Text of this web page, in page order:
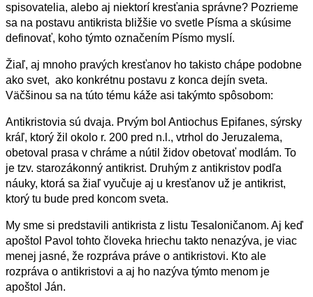
spisovatelia, alebo aj niektorí kresťania správne? Pozrieme
sa na postavu antikrista bližšie vo svetle Písma a skúsime
definovať, koho týmto označením Písmo myslí.
Žiaľ, aj mnoho pravých kresťanov ho takisto chápe podobne
ako svet, ako konkrétnu postavu z konca dejín sveta.
Väčšinou sa na túto tému káže asi takýmto spôsobom:
Antikristovia sú dvaja. Prvým bol Antiochus Epifanes, sýrsky
kráľ, ktorý žil okolo r. 200 pred n.l., vtrhol do Jeruzalema,
obetoval prasa v chráme a nútil židov obetovať modlám. To
je tzv. starozákonný antikrist. Druhým z antikristov podľa
náuky, ktorá sa žiaľ vyučuje aj u kresťanov už je antikrist,
ktorý tu bude pred koncom sveta.
My sme si predstavili antikrista z listu Tesaloničanom. Aj keď
apoštol Pavol tohto človeka hriechu takto nenazýva, je viac
menej jasné, že rozpráva práve o antikristovi. Kto ale
rozpráva o antikristovi a aj ho nazýva týmto menom je
apoštol Ján.